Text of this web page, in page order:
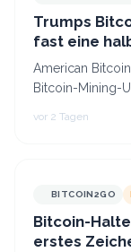
Trumps
fast eine
American
Bitcoin-Mining-
vor 2 Tagen
BITCOIN2GO
Bitcoin-
erstes